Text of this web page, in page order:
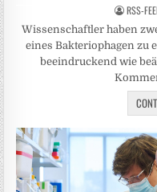
RSS-
Wissenschaftler haben
eines Bakteriophagen zu
beeindruckend wie